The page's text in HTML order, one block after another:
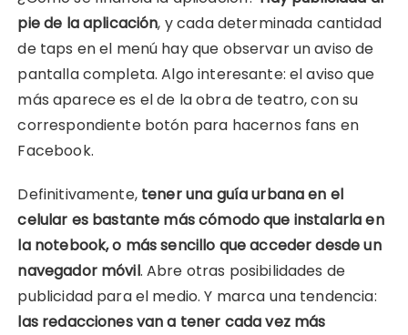
pie de la aplicación, y cada determinada cantidad
de taps en el menú hay que observar un aviso de
pantalla completa. Algo interesante: el aviso que
más aparece es el de la obra de teatro, con su
correspondiente botón para hacernos fans en
Facebook.
Definitivamente, tener una guía urbana en el
celular es bastante más cómodo que instalarla en
la notebook, o más sencillo que acceder desde un
navegador móvil. Abre otras posibilidades de
publicidad para el medio. Y marca una tendencia:
las redacciones van a tener cada vez más